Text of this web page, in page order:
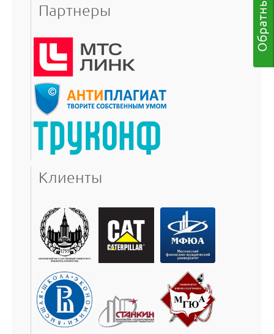
Партнеры
Клиенты